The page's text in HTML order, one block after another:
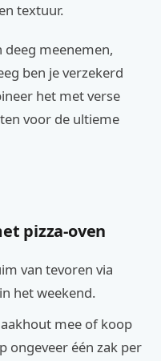
textuur.
deeg meenemen,
ben je verzekerd
het met verse
voor de ultieme
pizza-oven
van tevoren via
het weekend.
mee of koop
ongeveer één zak per